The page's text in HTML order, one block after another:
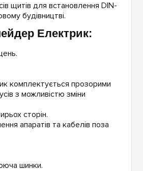
щитів для встановлення DIN-
будівництві.
Електрик:
комплектується прозорими
з можливістю зміни
сторін.
апаратів та кабелів поза
шинки.